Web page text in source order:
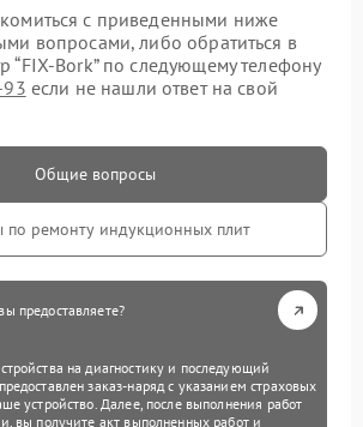
с приведенными ниже
вопросами, либо обратиться в
“FIX-Bork” по следующему телефону
если не нашли ответ на свой
Общие вопросы
по ремонту индукционных плит
предоставляете?
на диагностику и последующий
заказ-наряд с указанием страховых
устройство. Далее, после выполнения работ
вы получите акт выполненных работ и